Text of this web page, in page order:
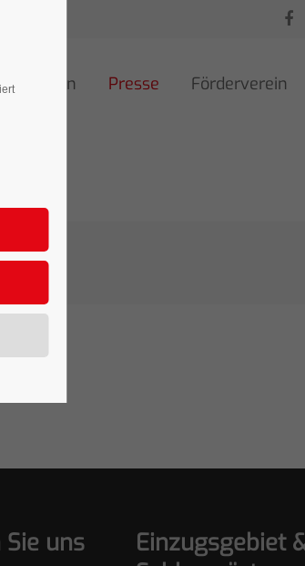
Presse Förderverein
uns
Einzugsgebiet